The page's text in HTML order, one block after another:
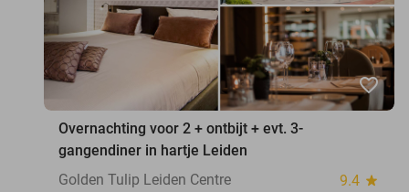
favorite_border
Overnachting voor 2 + ontbijt + evt. 3-
gangendiner in hartje Leiden
Golden Tulip Leiden Centre
9.4 star